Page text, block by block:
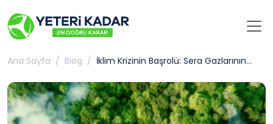
Ana Sayfa Blog İklim Krizinin Başrolü: Sera Gazlarının Dünyamıza Etkisi